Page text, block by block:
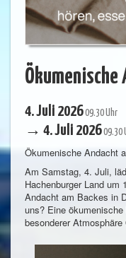
Ökumenische
4. Juli 202609.30 Uhr
→ 4. Juli 202609.30
Ökumenische Andacht
Am Samstag, 4. Juli,
Hachenburger Land um
Andacht am Backes in
uns? Eine
besonderer